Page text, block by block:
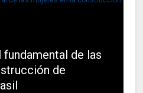
fundamental de las
de